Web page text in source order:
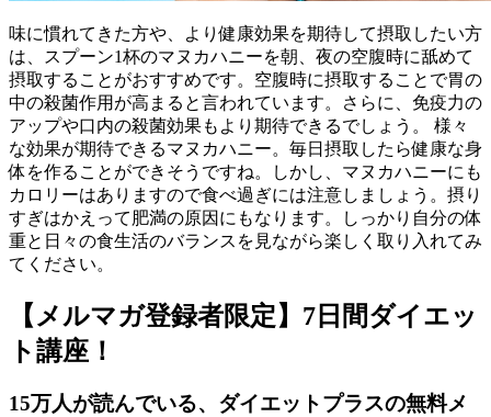
味に慣れてきた方や、より健康効果を期待して摂取したい方
は、スプーン1杯のマヌカハニーを朝、夜の空腹時に舐めて
摂取することがおすすめです。空腹時に摂取することで胃の
中の殺菌作用が高まると言われています。さらに、免疫力の
アップや口内の殺菌効果もより期待できるでしょう。 様々
な効果が期待できるマヌカハニー。毎日摂取したら健康な身
体を作ることができそうですね。しかし、マヌカハニーにも
カロリーはありますので食べ過ぎには注意しましょう。摂り
すぎはかえって肥満の原因にもなります。しっかり自分の体
重と日々の食生活のバランスを見ながら楽しく取り入れてみ
てください。
【メルマガ登録者限定】7日間ダイエッ
ト講座！
15万人が読んでいる、ダイエットプラスの無料メ